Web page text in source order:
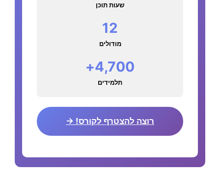
שעות תוכן
12
מודולים
4,700+
תלמידים
רוצה להצטרף לקורס! →